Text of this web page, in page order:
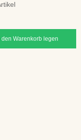
den Warenkorb legen